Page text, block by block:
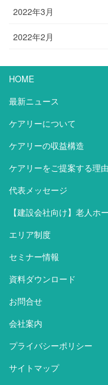
2022年3月
2022年2月
HOME
最新ニュース
ケアリーについて
ケアリーの収益構造
ケアリーをご提案する理由
代表メッセージ
【建設会社向け】老人ホ
エリア制度
セミナー情報
資料ダウンロード
お問合せ
会社案内
プライバシーポリシー
サイトマップ